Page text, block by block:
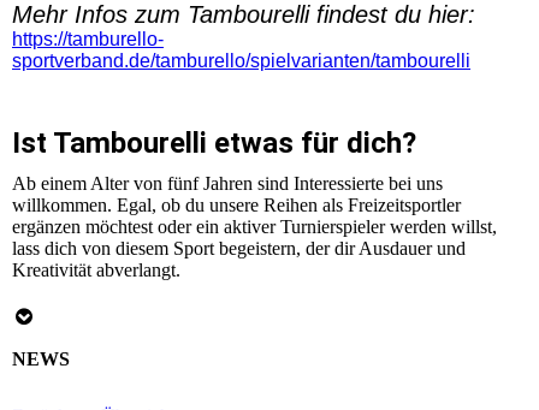
Mehr Infos zum Tambourelli findest du hier:
https://tamburello-
sportverband.de/tamburello/spielvarianten/tambourelli
Ist Tambourelli etwas für dich?
Ab einem Alter von fünf Jahren sind Interessierte bei uns
willkommen. Egal, ob du unsere Reihen als Freizeitsportler
ergänzen möchtest oder ein aktiver Turnierspieler werden willst,
lass dich von diesem Sport begeistern, der dir Ausdauer und
Kreativität abverlangt.
NEWS